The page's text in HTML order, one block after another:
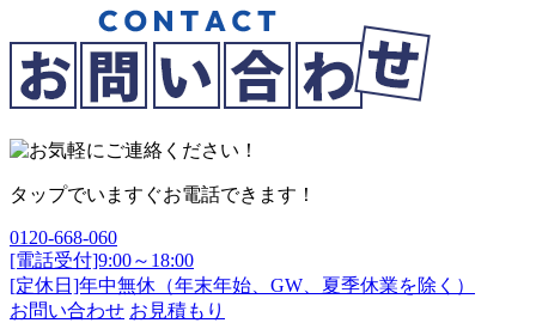
タップでいますぐお電話できます！
0120-668-060
[電話受付]9:00～18:00
[定休日]年中無休（年末年始、GW、夏季休業を除く）
お問い合わせ お見積もり